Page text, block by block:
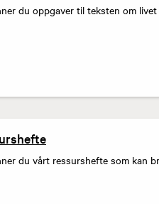
du oppgaver til teksten om
du vårt ressurshefte som kan